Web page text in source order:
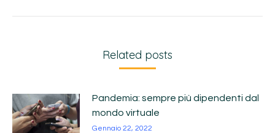
Related posts
Pandemia: sempre più dipendenti dal
mondo virtuale
Gennaio 22, 2022